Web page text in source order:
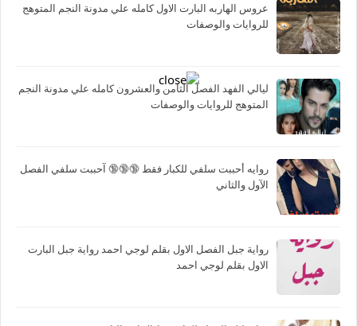
عروس الهاربه البارت الاول كامله علي مدونة النجم المتوهج
للروايات والوصفات
ليالي الفهد الفصل الثامن والعشرون كامله علي مدونة النجم
المتوهج للروايات والوصفات
روايه أحببت سلفي للكبار فقط 🔞🔞🔞 آحببت سلفي الفصل
الآول والثاني
رواية جبل الفصل الاول بقلم لوجي احمد رواية جبل البارت
الاول بقلم لوجي احمد